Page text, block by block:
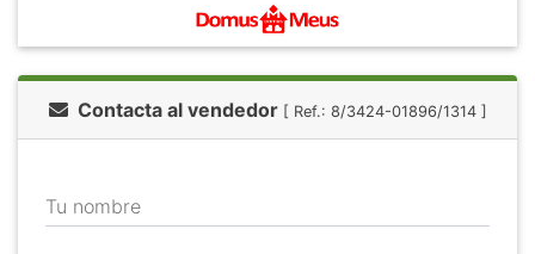
Contacta al vendedor [ Ref.: 8/3424-01896/1314 ]
Tu nombre